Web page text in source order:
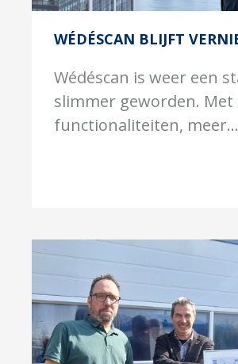
WÉDÉSCAN BLIJFT
Wédéscan is weer een
slimmer geworden. Met
functionaliteiten, meer...